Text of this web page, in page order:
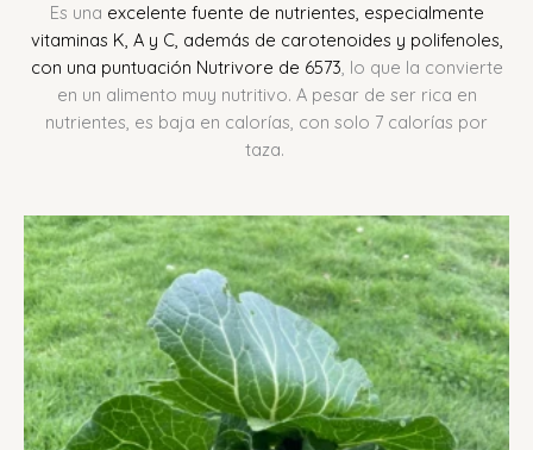
Es una excelente fuente de nutrientes, especialmente
vitaminas K, A y C, además de carotenoides y polifenoles,
con una puntuación Nutrivore de 6573, lo que la convierte
en un alimento muy nutritivo. A pesar de ser rica en
nutrientes, es baja en calorías, con solo 7 calorías por
taza.